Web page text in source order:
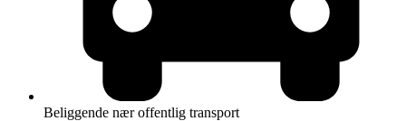
Beliggende nær offentlig transport